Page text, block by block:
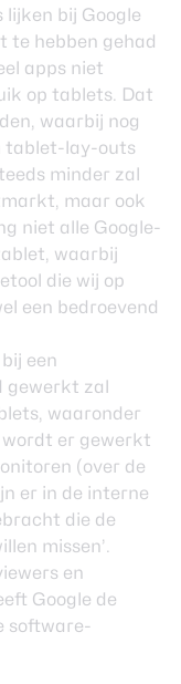
lijken bij Google
te hebben gehad
apps niet
op tablets. Dat
waarbij nog
tablet-lay-outs
minder zal
maar ook
niet alle Google-
waarbij
die wij op
een bedroevend
een
gewerkt zal
waaronder
er gewerkt
(over de
er in de interne
die de
missen’.
en
Google de
software-